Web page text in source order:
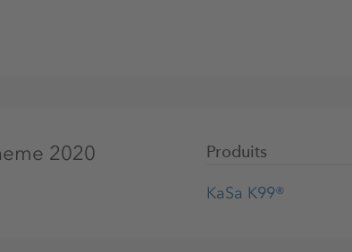
couverts par des aliments de base ou
Pour les chevaux de sport, qui perdent
2020 Produits
KaSa K99®